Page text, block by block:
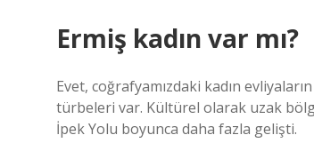
Ermiş kadın var mı?
Evet, coğrafyamızdaki kadın
türbeleri var. Kültürel olarak uzak
İpek Yolu boyunca daha fazla gelişti.